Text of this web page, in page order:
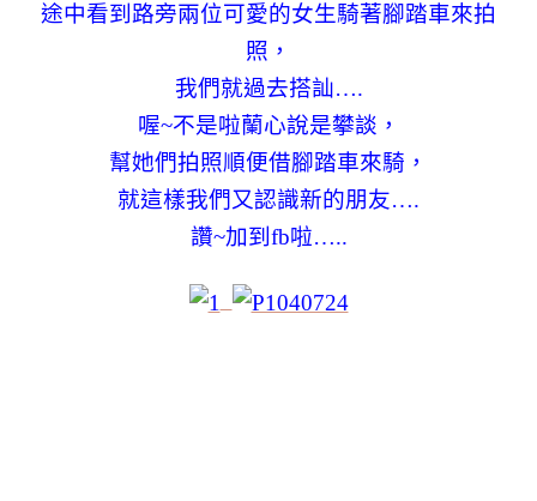
途中看到路旁兩位可愛的女生騎著腳踏車來拍
照，
我們就過去搭訕….
喔~不是啦蘭心說是攀談，
幫她們拍照順便借腳踏車來騎，
就這樣我們又認識新的朋友….
讚~加到fb啦…..